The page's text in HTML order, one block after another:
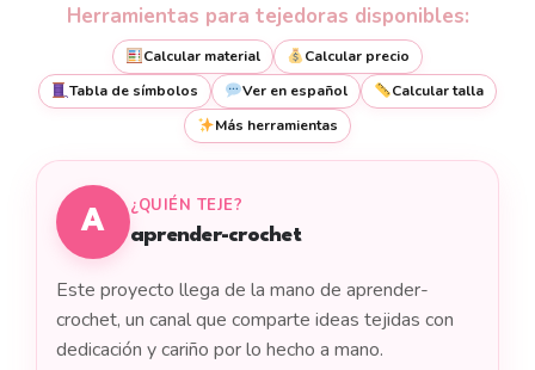
Herramientas para tejedoras disponibles:
Calcular material
Calcular precio
Tabla de símbolos
Ver en español
Calcular talla
Más herramientas
A
¿QUIÉN TEJE?
aprender-crochet
Este proyecto llega de la mano de aprender-
crochet, un canal que comparte ideas tejidas con
dedicación y cariño por lo hecho a mano.